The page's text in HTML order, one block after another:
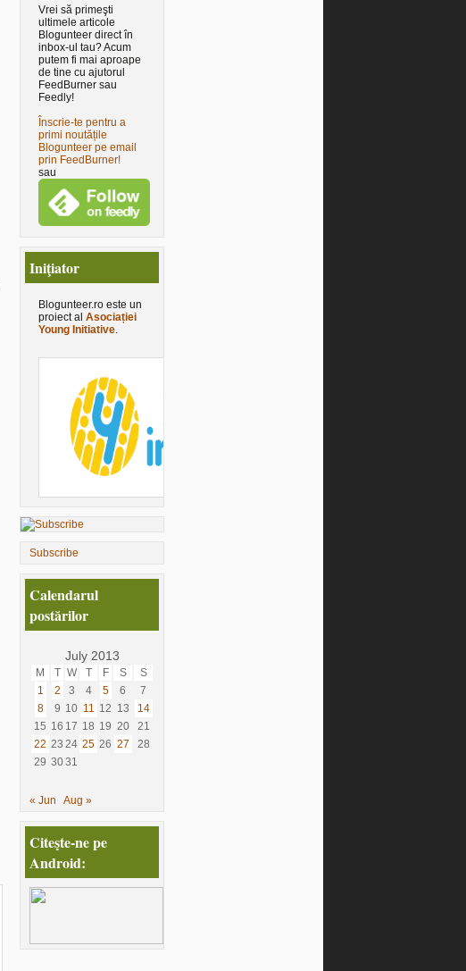
Vrei să primeşti
ultimele articole
Blogunteer direct în
inbox-ul tau? Acum
putem fi mai aproape
de tine cu ajutorul
FeedBurner sau
Feedly!
Înscrie-te pentru a
primi noutățile
Blogunteer pe email
prin FeedBurner!
sau
Iniţiator
Blogunteer.ro este un
proiect al Asociației
Young Initiative.
Subscribe
Calendarul
postărilor
July 2013
M T W T F S
S
1
2 3 4 5 6
7
8
9 10 11 12 13
14
15 16 17 18 19 20
21
22 23 24 25 26 27
28
29 3031
« Jun Aug »
Citeşte-ne pe
Android: